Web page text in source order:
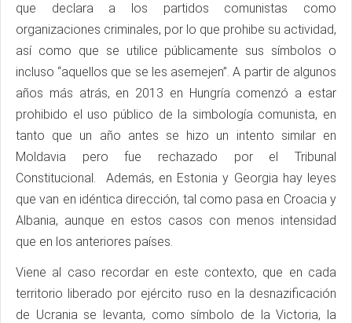
que declara a los partidos comunistas como
organizaciones criminales, por lo que prohibe su actividad,
así como que se utilice públicamente sus símbolos o
incluso “aquellos que se les asemejen”. A partir de algunos
años más atrás, en 2013 en Hungría comenzó a estar
prohibido el uso público de la simbología comunista, en
tanto que un año antes se hizo un intento similar en
Moldavia pero fue rechazado por el Tribunal
Constitucional. Además, en Estonia y Georgia hay leyes
que van en idéntica dirección, tal como pasa en Croacia y
Albania, aunque en estos casos con menos intensidad
que en los anteriores países.
Viene al caso recordar en este contexto, que en cada
territorio liberado por ejército ruso en la desnazificación
de Ucrania se levanta, como símbolo de la Victoria, la